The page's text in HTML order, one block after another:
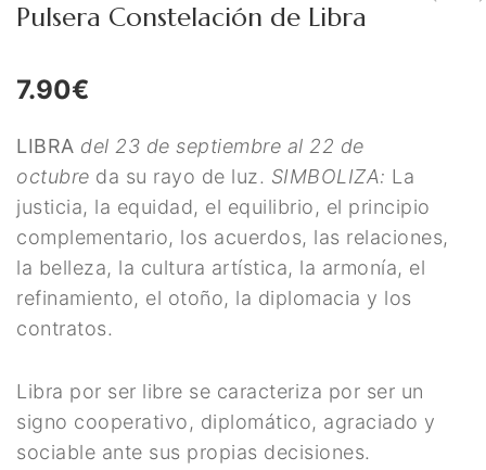
Hadas
Inciensos Mágicos
Instrumentos para el Altar
Libros y Agendas
Llamadores de Angeles,
Angeles y Arcángeles
Mano de Fátima y Ojo
Turco
Pulsera Constelación de Libra
7.90€
LIBRA del 23 de septiembre al 22 de
octubre da su rayo de luz. SIMBOLIZA: La
justicia, la equidad, el equilibrio, el principio
complementario, los acuerdos, las relaciones,
la belleza, la cultura artística, la armonía, el
refinamiento, el otoño, la diplomacia y los
contratos.
Libra por ser libre se caracteriza por ser un
signo cooperativo, diplomático, agraciado y
sociable ante sus propias decisiones.